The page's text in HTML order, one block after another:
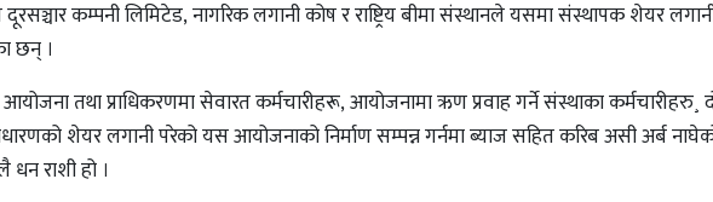
दूरसञ्चार कम्पनी लिमिटेड, नागरिक लगानी कोष र राष्ट्रिय बीमा संस्थानले यसमा संस्थापक शेयर
छन् ।
तथा प्राधिकरणमा सेवारत कर्मचारीहरू, आयोजनामा ऋण प्रवाह गर्ने संस्थाका कर्मचारीहरु¸
शेयर लगानी परेको यस आयोजनाको निर्माण सम्पन्न गर्नमा ब्याज सहित करिब असी अर्ब
राशी हो ।